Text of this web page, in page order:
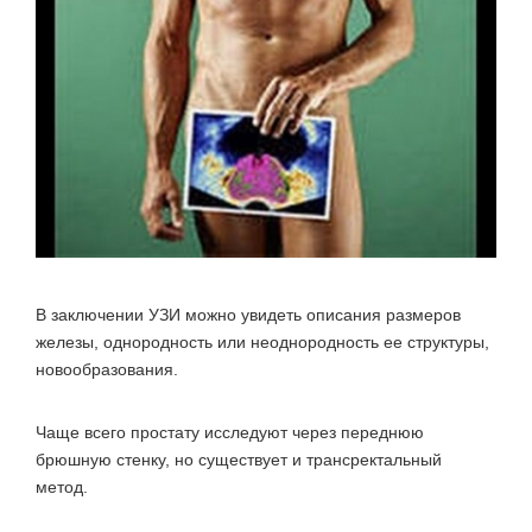
В заключении УЗИ можно увидеть описания размеров
железы, однородность или неоднородность ее структуры,
новообразования.
Чаще всего простату исследуют через переднюю
брюшную стенку, но существует и трансректальный
метод.